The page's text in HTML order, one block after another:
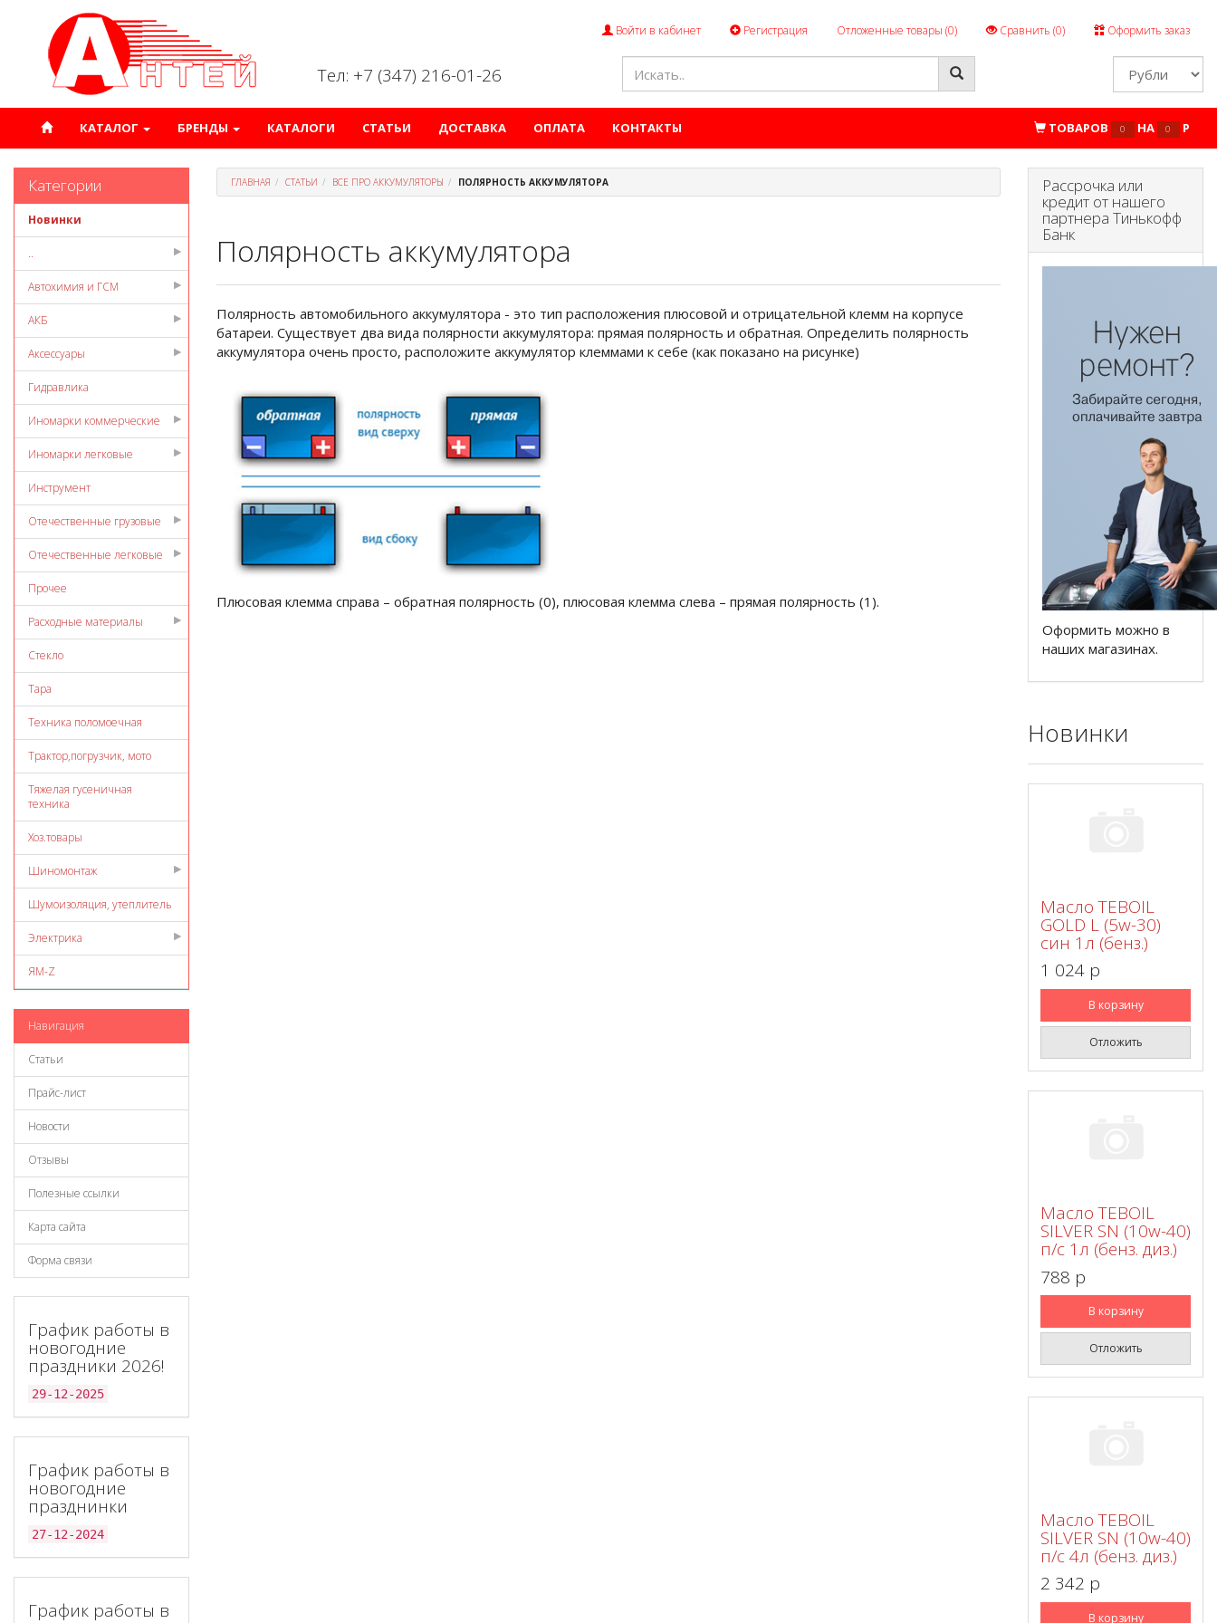
Войти в кабинет Регистрация Отложенные товары (0) Сравнить (0) Оформить заказ
Тел: +7 (347) 216-01-26
КАТАЛОГ БРЕНДЫ КАТАЛОГИ СТАТЬИ ДОСТАВКА ОПЛАТА КОНТАКТЫ ТОВАРОВ 0 НА 0 P
Категории
Новинки
..
Автохимия и ГСМ
АКБ
Аксессуары
Гидравлика
Иномарки коммерческие
Иномарки легковые
Инструмент
Отечественные грузовые
Отечественные легковые
Прочее
Расходные материалы
Стекло
Тара
Техника поломоечная
Трактор,погрузчик, мото
Тяжелая гусеничная
техника
Хоз.товары
Шиномонтаж
Шумоизоляция, утеплитель
Электрика
ЯМ-Z
Навигация
Статьи
Прайс-лист
Новости
Отзывы
Полезные ссылки
Карта сайта
Форма связи
График работы в
новогодние
праздники 2026!
29-12-2025
График работы в
новогодние
празднинки
27-12-2024
График работы в
ГЛАВНАЯ СТАТЬИ ВСЕ ПРО АККУМУЛЯТОРЫ ПОЛЯРНОСТЬ АККУМУЛЯТОРА
Полярность аккумулятора
Полярность автомобильного аккумулятора - это тип расположения плюсовой и отрицательной клемм на корпусе
батареи. Существует два вида полярности аккумулятора: прямая полярность и обратная. Определить полярность
аккумулятора очень просто, расположите аккумулятор клеммами к себе (как показано на рисунке)
Плюсовая клемма справа – обратная полярность (0), плюсовая клемма слева – прямая полярность (1).
Рассрочка или
кредит от нашего
партнера Тинькофф
Банк
Оформить можно в
наших магазинах.
Новинки
Масло TEBOIL
GOLD L (5w-30)
син 1л (бенз.)
1 024 p
В корзину
Отложить
Масло TEBOIL
SILVER SN (10w-40)
п/с 1л (бенз. диз.)
788 p
В корзину
Отложить
Масло TEBOIL
SILVER SN (10w-40)
п/с 4л (бенз. диз.)
2 342 p
В корзину